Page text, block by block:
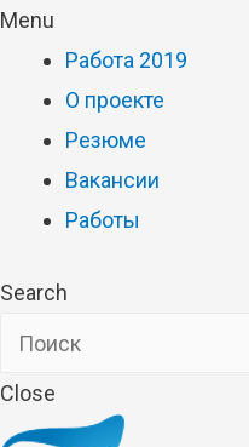
Menu
Работа 2019
О проекте
Резюме
Вакансии
Работы
Search
Close